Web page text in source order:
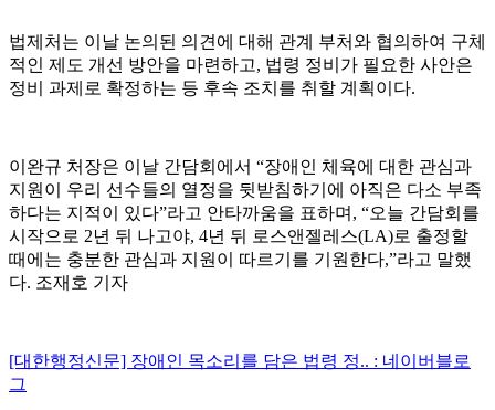
법제처는 이날 논의된 의견에 대해 관계 부처와 협의하여 구체
적인 제도 개선 방안을 마련하고, 법령 정비가 필요한 사안은
정비 과제로 확정하는 등 후속 조치를 취할 계획이다.
이완규 처장은 이날 간담회에서 “장애인 체육에 대한 관심과
지원이 우리 선수들의 열정을 뒷받침하기에 아직은 다소 부족
하다는 지적이 있다”라고 안타까움을 표하며 , “오늘 간담회를
시작으로 2년 뒤 나고야, 4년 뒤 로스앤젤레스(LA)로 출정할
때에는 충분한 관심과 지원이 따르기를 기원한다,”라고 말했
다. 조재호 기자
[대한행정신문] 장애인 목소리를 담은 법령 정.. : 네이버블로
그